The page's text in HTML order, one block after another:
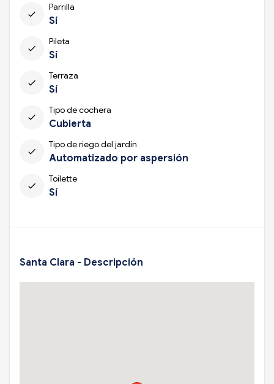
check
Parrilla
Sí
check
Pileta
Sí
check
Terraza
Sí
check
Tipo de cochera
Cubierta
check
Tipo de riego del jardín
Automatizado por aspersión
check
Toilette
Sí
Santa Clara - Descripción